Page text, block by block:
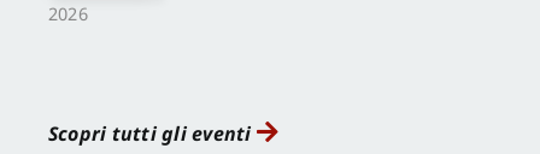
2026
Scopri tutti gli eventi